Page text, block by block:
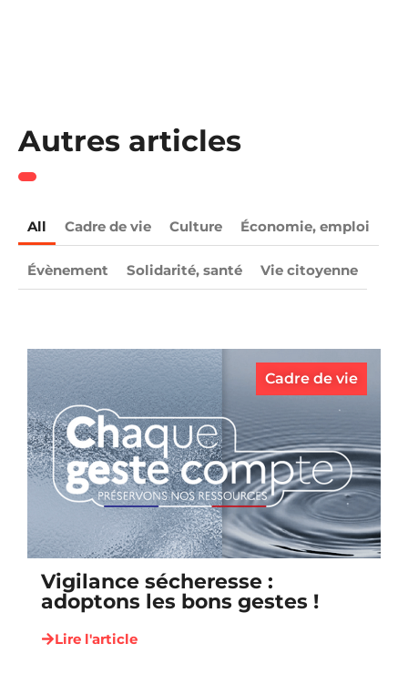
Autres articles
All Cadre de vie Culture Économie, emploi
Évènement Solidarité, santé Vie citoyenne
Cadre de vie
Vigilance sécheresse :
adoptons les bons gestes !
Lire l'article